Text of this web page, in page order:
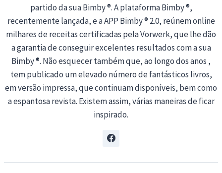
partido da sua Bimby ®. A plataforma Bimby ®,
recentemente lançada, e a APP Bimby ® 2.0, reúnem online
milhares de receitas certificadas pela Vorwerk, que lhe dão
a garantia de conseguir excelentes resultados com a sua
Bimby ®. Não esquecer também que, ao longo dos anos ,
tem publicado um elevado número de fantásticos livros,
em versão impressa, que continuam disponíveis, bem como
a espantosa revista. Existem assim, várias maneiras de ficar
inspirado.